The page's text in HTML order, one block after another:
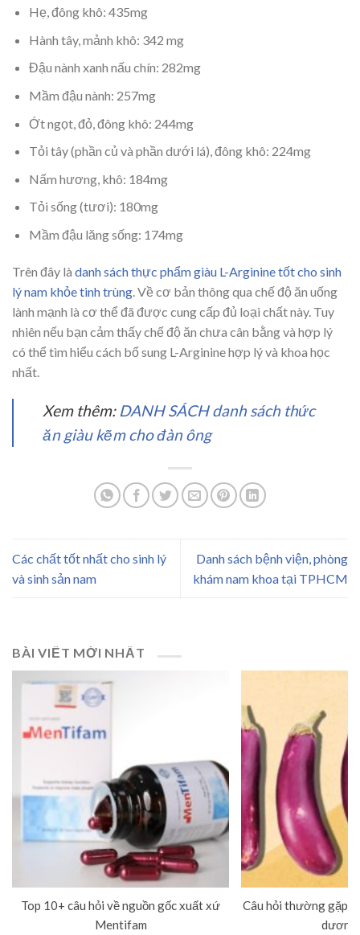
Hẹ, đông khô: 435mg
Hành tây, mảnh khô: 342 mg
Đậu nành xanh nấu chín: 282mg
Mầm đậu nành: 257mg
Ớt ngọt, đỏ, đông khô: 244mg
Tỏi tây (phần củ và phần dưới lá), đông khô: 224mg
Nấm hương, khô: 184mg
Tỏi sống (tươi): 180mg
Mầm đậu lăng sống: 174mg
Trên đây là danh sách thực phẩm giàu L-Arginine tốt cho sinh
lý nam khỏe tinh trùng . Về cơ bản thông qua chế độ ăn uống
lành mạnh là cơ thể đã được cung cấp đủ loại chất này. Tuy
nhiên nếu bạn cảm thấy chế độ ăn chưa cân bằng và hợp lý
có thể tìm hiểu cách bổ sung L-Arginine hợp lý và khoa học
nhất.
Xem thêm: DANH SÁCH danh sách thức
ăn giàu kẽm cho đàn ông
Các chất tốt nhất cho sinh lý
và sinh sản nam
Danh sách bệnh viện, phòng
khám nam khoa tại TPHCM
BÀI VIẾT MỚI NHẤT
Top 10+ câu hỏi về nguồn gốc xuất xứ
Mentifam
Câu hỏi thường gặp
dương